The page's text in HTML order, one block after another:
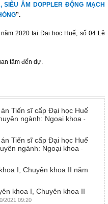
SIÊU ÂM DOPPLER ĐỘNG MẠCH
”.
2020 tại Đại học Huế, số 04 Lê
tâm đến dự.
Tiến sĩ cấp Đại học Huế
ngành: Ngoại khoa -
Tiến sĩ cấp Đại học Huế
ngành: Ngoại khoa -
I, Chuyên khoa II năm
khoa I, Chuyên khoa II
2021 09:20